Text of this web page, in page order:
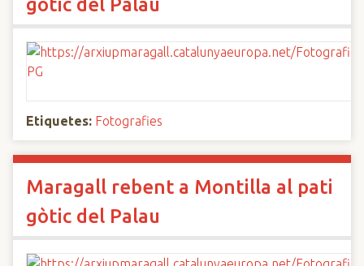
gòtic del Palau
Etiquetes: Fotografies
Maragall rebent a Montilla al pati
gòtic del Palau